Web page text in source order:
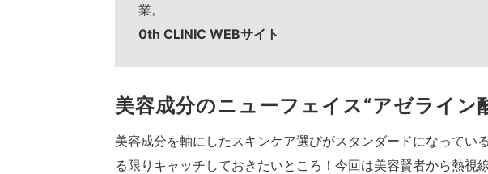
業。
0th CLINIC WEBサイト
美容成分のニューフェイス“アゼライン
美容成分を軸にしたスキンケア選びがスタンダードになってい
る限りキャッチしておきたいところ！今回は美容賢者から熱視